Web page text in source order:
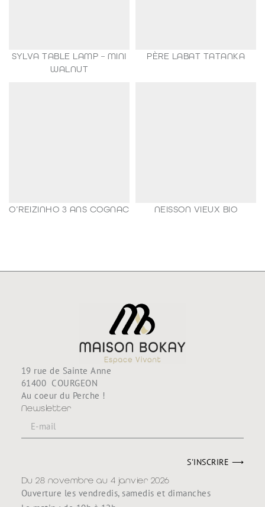
SYLVA TABLE LAMP – MINI
WALNUT
PÈRE LABAT TATANKA
O’REIZINHO 3 ANS COGNAC NEISSON VIEUX BIO
19 rue de Sainte Anne
61400 COURGEON
Au coeur du Perche !
Newsletter
S'INSCRIRE ⟶
Du 28 novembre au 4 janvier 2026
Ouverture les vendredis, samedis et dimanches